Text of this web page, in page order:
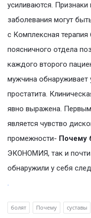
усиливаются. Признаки
заболевания могут
с Комплексная
поясничного отдела
каждого второго
мужчина
простатита.
явно выражена.
является чувство
промежности- Почему
ЭКОНОМИЯ, так и
обнаружили у себя
.
болят Почему суставы